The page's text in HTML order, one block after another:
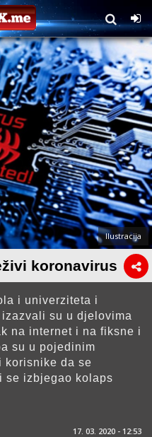
Ilustracija
koronavirus
i univerziteta i
su u djelovima
na internet i na fiksne i
su u pojedinim
korisnike da se
se izbjegao kolaps
17. 03. 2020 - 12:53